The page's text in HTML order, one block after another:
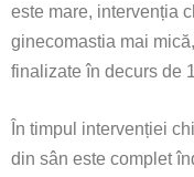
este mare, intervenția
ginecomastia mai
finalizate în decurs de
În timpul intervenției
din sân este complet